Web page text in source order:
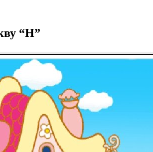
“Н”